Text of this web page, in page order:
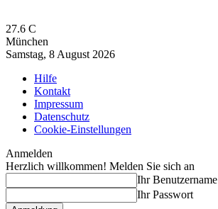
27.6 C
München
Samstag, 8 August 2026
Hilfe
Kontakt
Impressum
Datenschutz
Cookie-Einstellungen
Anmelden
Herzlich willkommen! Melden Sie sich an
Ihr Benutzername
Ihr Passwort